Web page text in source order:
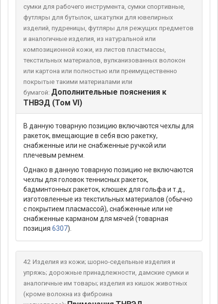
сумки для рабочего инструмента, сумки спортивные,
футляры для бутылок, шкатулки для ювелирных
изделий, пудреницы, футляры для режущих предметов
и аналогичные изделия, из натуральной или
композиционной кожи, из листов пластмассы,
текстильных материалов, вулканизованных волокон
или картона или полностью или преимущественно
покрытые такими материалами или
бумагой: Дополнительные пояснения к
ТНВЭД (Том VI)
В данную товарную позицию включаются чехлы для
ракеток, вмещающие в себя всю ракетку,
снабженные или не снабженные ручкой или
плечевым ремнем.
Однако в данную товарную позицию не включаются
чехлы для головок теннисных ракеток,
бадминтонных ракеток, клюшек для гольфа и т.д.,
изготовленные из текстильных материалов (обычно
с покрытием пласмассой), снабженные или не
снабженные карманом для мячей (товарная
позиция 6307).
42 Изделия из кожи; шорно-седельные изделия и
упряжь; дорожные принадлежности, дамские сумки и
аналогичные им товары; изделия из кишок животных
(кроме волокна из фиброина